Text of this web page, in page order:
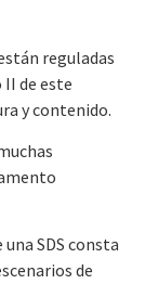
reguladas
II de este
y contenido.
SDS consta
de